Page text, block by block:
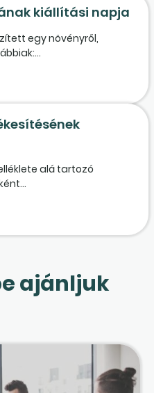
kiállítási napja
egy növényről,
alá tartozó
ajánljuk